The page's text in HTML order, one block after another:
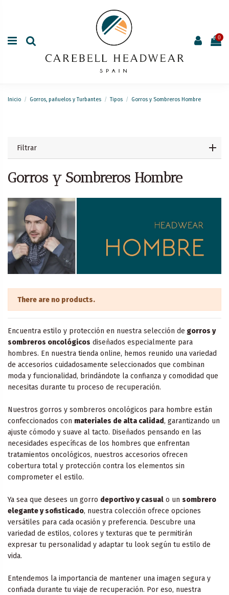
0
Inicio Gorros, pañuelos y Turbantes Tipos Gorros y Sombreros Hombre
Gorros y Sombreros Hombre
There are no products.
Encuentra estilo y protección en nuestra selección de gorros y
sombreros oncológicos diseñados especialmente para
hombres. En nuestra tienda online, hemos reunido una variedad
de accesorios cuidadosamente seleccionados que combinan
moda y funcionalidad, brindándote la confianza y comodidad que
necesitas durante tu proceso de recuperación.
Nuestros gorros y sombreros oncológicos para hombre están
confeccionados con materiales de alta calidad, garantizando un
ajuste cómodo y suave al tacto. Diseñados pensando en las
necesidades específicas de los hombres que enfrentan
tratamientos oncológicos, nuestros accesorios ofrecen
cobertura total y protección contra los elementos sin
comprometer el estilo.
Ya sea que desees un gorro deportivo y casual o un sombrero
elegante y sofisticado, nuestra colección ofrece opciones
versátiles para cada ocasión y preferencia. Descubre una
variedad de estilos, colores y texturas que te permitirán
expresar tu personalidad y adaptar tu look según tu estilo de
vida.
Entendemos la importancia de mantener una imagen segura y
confiada durante tu viaje de recuperación. Por eso, nuestra
Filtrar